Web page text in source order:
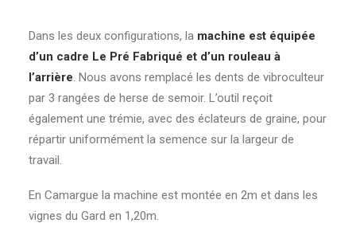
Dans les deux configurations, la machine est équipée
d’un cadre Le Pré Fabriqué et d’un rouleau à
l’arrière. Nous avons remplacé les dents de vibroculteur
par 3 rangées de herse de semoir. L’outil reçoit
également une trémie, avec des éclateurs de graine, pour
répartir uniformément la semence sur la largeur de
travail.
En Camargue la machine est montée en 2m et dans les
vignes du Gard en 1,20m.